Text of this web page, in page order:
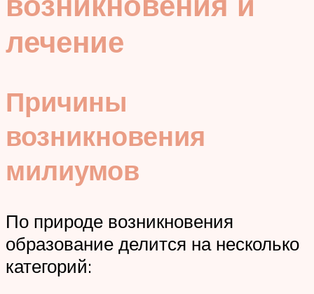
лечение
Причины
возникновения
милиумов
По природе возникновения
образование делится на несколько
категорий: